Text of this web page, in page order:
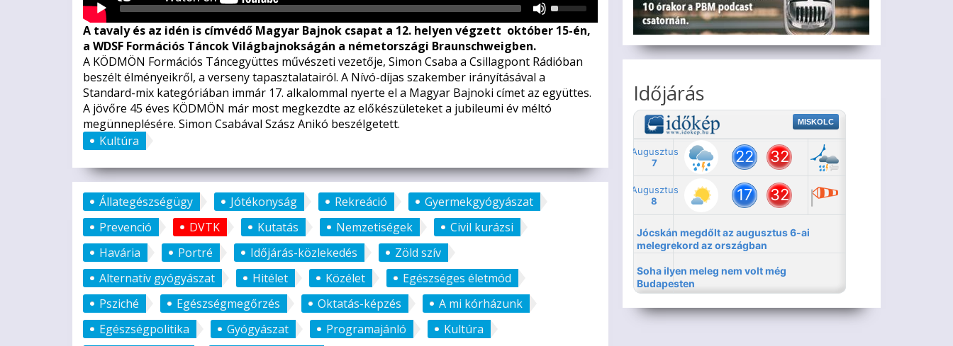
Fel/Le
gombokat
hangerő
növeléséhez
A tavaly és az idén is címvédő Magyar Bajnok csapat a 12. helyen végzett október 15-én,
a WDSF Formációs Táncok Világbajnokságán a németországi Braunschweigben.
A KÖDMÖN Formációs Táncegyüttes művészeti vezetője, Simon Csaba a Csillagpont Rádióban
beszélt élményeikről, a verseny tapasztalatairól. A Nívó-díjas szakember irányításával a
Standard-mix kategóriában immár 17. alkalommal nyerte el a Magyar Bajnoki címet az együttes.
A jövőre 45 éves KÖDMÖN már most megkezdte az előkészületeket a jubileumi év méltó
megünneplésére. Simon Csabával Szász Anikó beszélgetett.
Kultúra
Állategészségügy Jótékonyság Rekreáció
Gyermekgyógyászat
Prevenció
DVTK Kutatás Nemzetiségek
Civil kurázsi
Havária
Portré Időjárás-közlekedés
Zöld szív
Alternatív gyógyászat
Hitélet Közélet
Egészséges életmód
Psziché
Egészségmegőrzés Oktatás-képzés
A mi kórházunk
Egészségpolitika
Gyógyászat Programajánló
Kultúra
Időjárás